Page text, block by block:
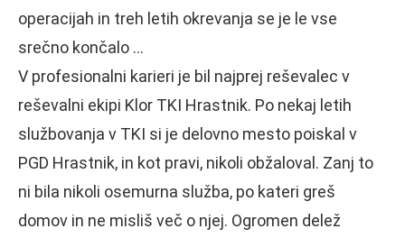
operacijah in treh letih okrevanja se je le vse
srečno končalo …
V profesionalni karieri je bil najprej reševalec v
reševalni ekipi Klor TKI Hrastnik. Po nekaj letih
službovanja v TKI si je delovno mesto poiskal v
PGD Hrastnik, in kot pravi, nikoli obžaloval. Zanj to
ni bila nikoli osemurna služba, po kateri greš
domov in ne misliš več o njej. Ogromen delež